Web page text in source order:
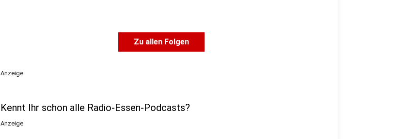
Zu allen Folgen
Anzeige
Kennt Ihr schon alle Radio-Essen-Podcasts?
Anzeige